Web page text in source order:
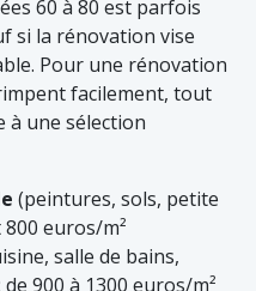
60 à 80 est parfois
si la rénovation vise
Pour une rénovation
facilement, tout
à une sélection
(peintures, sols, petite
euros/m²
salle de bains,
900 à 1300 euros/m²